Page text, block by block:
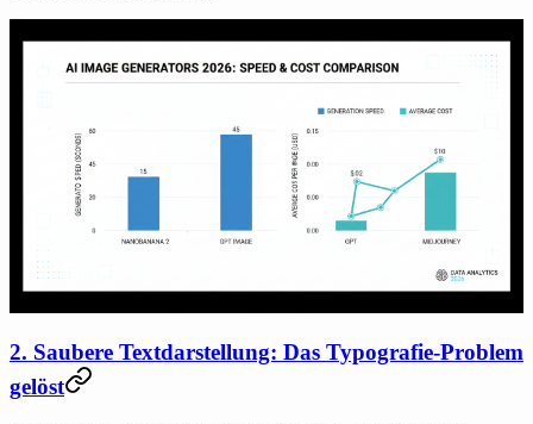
2. Saubere Textdarstellung: Das Typografie-Problem
gelöst